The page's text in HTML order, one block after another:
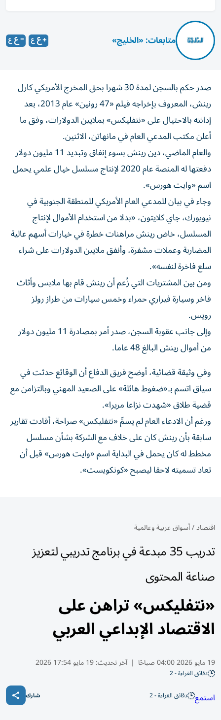
متابعات: «الخليج»
صدر حكم بالسجن لمدة 30 شهرا بحق المخرج الأمريكي كارل
رينش، المعروف بإخراجه فيلم «47 رونين» عام 2013، بعد
إدانته بالاحتيال على «نتفليكس» بملايين الدولارات، وفق ما
أعلن مكتب المدعي العام في مانهاتن، الاثنين.
والعام الماضي، دين رينش بسوء إنفاق وتبديد 11 مليون دولار
دفعتها له المنصة عام 2020 لإنتاج مسلسل خيال علمي يحمل
اسم «وايت هورس».
وجاء في بيان للمدعي العام الأمريكي للمنطقة الجنوبية في
نيويورك، جاي كلايتون، «بدلا من استخدام الأموال لإنتاج
المسلسل، خاض رينش مراهنات خطرة في خيارات أسهم عالية
المضاربة وعملات مشفرة، وأنفق ملايين الدولارات على شراء
سلع فاخرة لنفسه».
ومن بين المشتريات التي زُعم أن رينش قام بها ملابس وأثاث
فاخر وسيارة فيراري حمراء وخمس سيارات من طراز رولز
رويس.
وإلى جانب عقوبة السجن، صدر أمر بمصادرة 11 مليون دولار
من أموال رينش البالغ 48 عاما.
وفي وثيقة قضائية، أوضح فريق الدفاع أن الوقائع حدثت في
سياق اتسم بـ«ضغوط هائلة» على الصعيد المهني وبالتزامن مع
قضية طلاق «شهدت نزاعا مريرا».
ورغم أن الادعاء العام لم يسمِّ «نتفليكس» صراحة، أفادت تقارير
سابقة بأن رينش كان على خلاف مع الشركة بشأن مسلسل
مخطط له كان يحمل في البداية اسم «وايت هورس» قبل أن
تعاد تسميته لاحقا ليصبح «كونكويست».
اقتصاد/أسواق عربية وعالمية
تدريب 35 مبدعة في برنامج تدريبي لتعزيز
صناعة المحتوى
«نتفليكس» تراهن على
الاقتصاد الإبداعي العربي
19 مايو 2026 04:00 صباحًا | آخر تحديث:19 مايو 17:54 2026
دقائق القراءة - 2
استمع دقائق القراءة - 2 شارك